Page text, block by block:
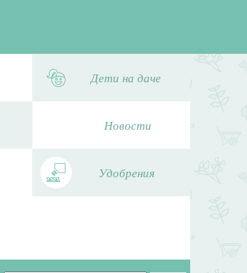
Дети на даче
Новости
Удобрения